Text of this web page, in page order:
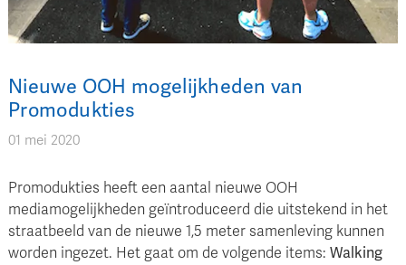
Nieuwe OOH mogelijkheden van
Promodukties
01 mei 2020
Promodukties heeft een aantal nieuwe OOH
mediamogelijkheden geïntroduceerd die uitstekend in het
straatbeeld van de nieuwe 1,5 meter samenleving kunnen
worden ingezet. Het gaat om de volgende items: Walking